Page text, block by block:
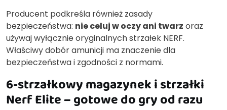
Producent podkreśla również zasady
bezpieczeństwa: nie celuj w oczy ani twarz oraz
używaj wyłącznie oryginalnych strzałek NERF.
Właściwy dobór amunicji ma znaczenie dla
bezpieczeństwa i zgodności z normami.
6-strzałkowy magazynek i strzałki
Nerf Elite – gotowe do gry od razu